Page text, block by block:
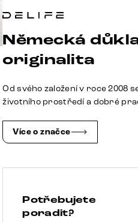
Německá
originalita
Od svého založení v roce 2008
životního prostředí a dobré
Více o značce
Potřebujete
poradit?